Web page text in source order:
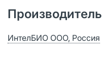
Производитель
ИнтелБИО ООО, Россия